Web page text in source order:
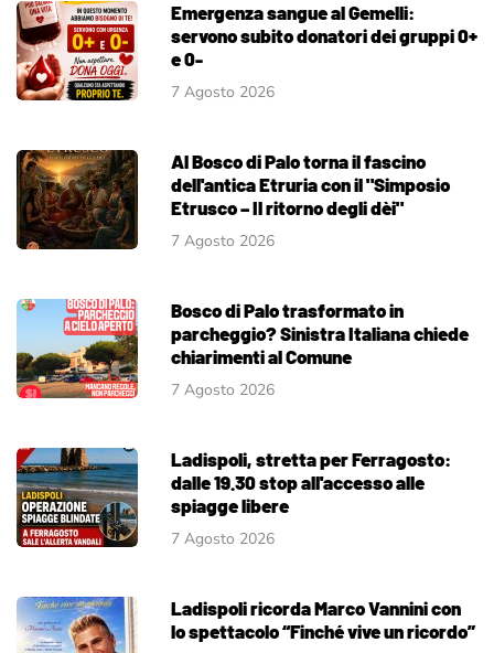
Emergenza sangue al Gemelli:
servono subito donatori dei gruppi 0+
e 0-
7 Agosto 2026
Al Bosco di Palo torna il fascino
dell'antica Etruria con il "Simposio
Etrusco – Il ritorno degli dèi"
7 Agosto 2026
Bosco di Palo trasformato in
parcheggio? Sinistra Italiana chiede
chiarimenti al Comune
7 Agosto 2026
Ladispoli, stretta per Ferragosto:
dalle 19.30 stop all'accesso alle
spiagge libere
7 Agosto 2026
Ladispoli ricorda Marco Vannini con
lo spettacolo “Finché vive un ricordo”